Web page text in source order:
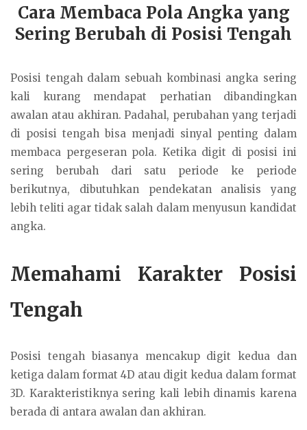
Cara Membaca Pola Angka yang
Sering Berubah di Posisi Tengah
Posisi tengah dalam sebuah kombinasi angka sering
kali kurang mendapat perhatian dibandingkan
awalan atau akhiran. Padahal, perubahan yang terjadi
di posisi tengah bisa menjadi sinyal penting dalam
membaca pergeseran pola. Ketika digit di posisi ini
sering berubah dari satu periode ke periode
berikutnya, dibutuhkan pendekatan analisis yang
lebih teliti agar tidak salah dalam menyusun kandidat
angka.
Memahami Karakter Posisi
Tengah
Posisi tengah biasanya mencakup digit kedua dan
ketiga dalam format 4D atau digit kedua dalam format
3D. Karakteristiknya sering kali lebih dinamis karena
berada di antara awalan dan akhiran.